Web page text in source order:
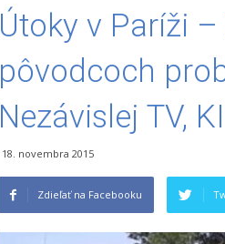
Útoky v Paríži
pôvodcoch
Nezávislej TV,
18. novembra 2015
Zdieľať na Facebooku